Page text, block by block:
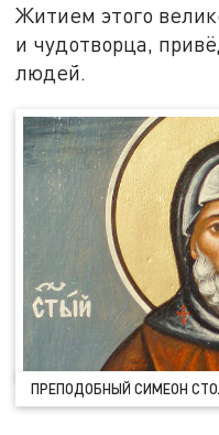
Житием этого
и чудотворца,
людей.
ПРЕПОДОБНЫЙ СИМЕОН